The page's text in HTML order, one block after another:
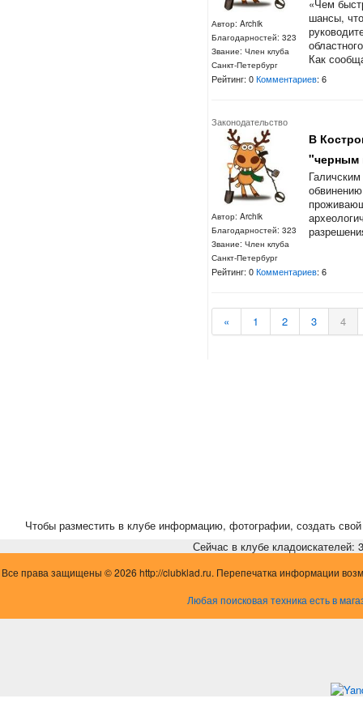
Автор: Archik
Благодарностей: 323
Звание: Член клуба
Санкт-Петербург
«Чем
шансы,
Как
Рейтинг: 0Комментариев: 6
Законодательство
Автор: Archik
Благодарностей: 323
Звание: Член клуба
Санкт-Петербург
В
"черным
Рейтинг: 0Комментариев: 6
« 1 2 3 4
Чтобы разместить в клубе информацию, фотографии, создать свой
Сейчас в клубе кладоискателей:
Все права защищены © 2026 http://clubklad.ru. Перепечатка информации
Любая поисковая техника есть в